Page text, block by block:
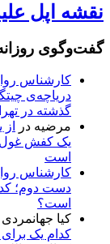
نقشه اپل
گفت‌وگوی روزانه
کارشناس
دریاچه‌ی
گذشته در
مرضیه در
یک کفش
است
کارشناس
دست دوم؛
است؟
کیا جهانمردی
کدام یک